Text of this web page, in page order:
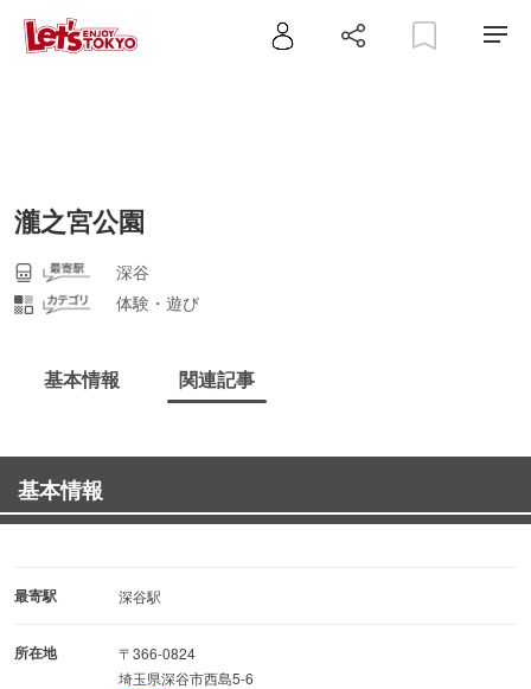
瀧之宮公園
深谷
体験・遊び
基本情報 関連記事
基本情報
最寄駅 深谷駅
所在地
〒366-0824
埼玉県深谷市西島5-6